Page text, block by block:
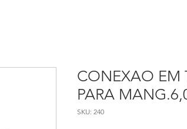
CONEXAO EM
PARA
SKU: 240